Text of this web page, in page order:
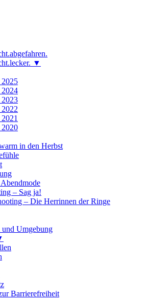
▼
in den Herbst
– Sag ja!
– Die Herrinnen der Ringe
und Umgebung
Barrierefreiheit